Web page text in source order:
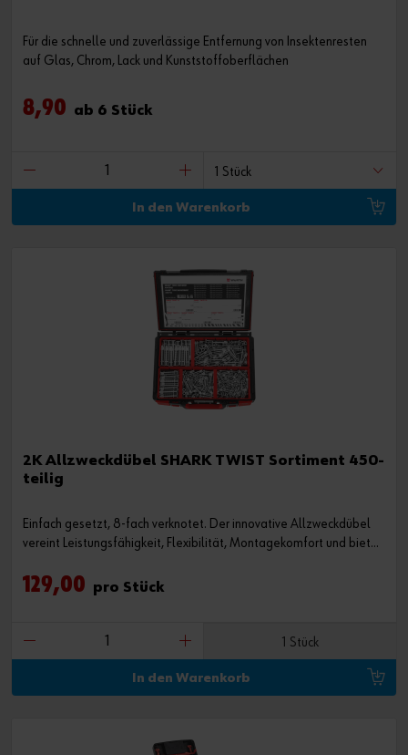
Für die schnelle und zuverlässige Entfernung von Insektenresten
auf Glas, Chrom, Lack und Kunststoffoberflächen
8,90 ab 6 Stück
In den Warenkorb
2K Allzweckdübel SHARK TWIST Sortiment 450-
teilig
Einfach gesetzt, 8-fach verknotet. Der innovative Allzweckdübel
vereint Leistungsfähigkeit, Flexibilität, Montagekomfort und bietet
SHARK TWIST Größen in einem Systemkoffer.
129,00 pro Stück
1 Stück
In den Warenkorb